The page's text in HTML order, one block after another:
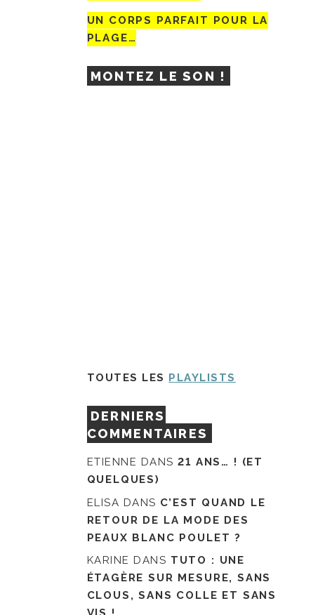
UN CORPS PARFAIT POUR LA
PLAGE…
MONTEZ LE SON !
TOUTES LES PLAYLISTS
DERNIERS
COMMENTAIRES
ETIENNE DANS21 ANS… ! (ET
QUELQUES)
ELISA DANS C’EST QUAND LE
RETOUR DE LA MODE DES
PEAUX BLANC POULET ?
KARINE DANS TUTO : UNE
ÉTAGÈRE SUR MESURE, SANS
CLOUS, SANS COLLE ET SANS